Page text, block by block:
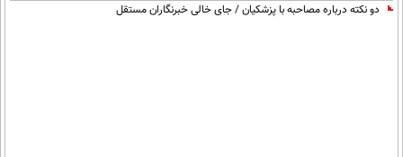
دو نکته درباره مصاحبه با پزشکیان / جای خالی خبرنگاران مستقل